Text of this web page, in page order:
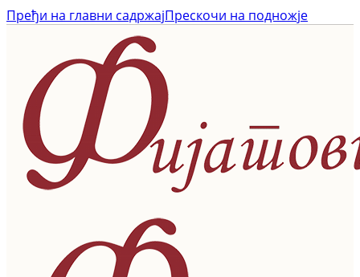
Пређи на главни садржајПрескочи на подножје